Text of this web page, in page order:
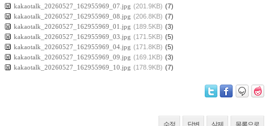
kakaotalk_20260527_162955969_07.jpg (201.9KB) (7)
kakaotalk_20260527_162955969_08.jpg (206.8KB) (7)
kakaotalk_20260527_162955969_01.jpg (189.5KB) (3)
kakaotalk_20260527_162955969_03.jpg (171.5KB) (5)
kakaotalk_20260527_162955969_04.jpg (171.8KB) (5)
kakaotalk_20260527_162955969_09.jpg (169.1KB) (3)
kakaotalk_20260527_162955969_10.jpg (178.9KB) (7)
수정 답변 삭제 목록으로